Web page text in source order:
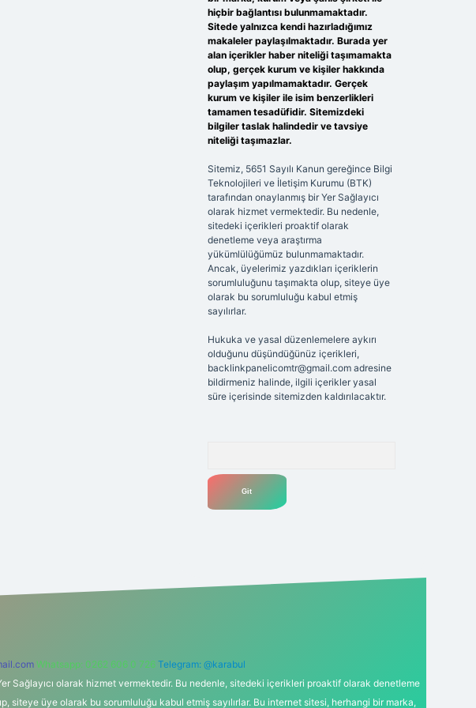
hiçbir bağlantısı bulunmamaktadır.
Sitede yalnızca kendi hazırladığımız
makaleler paylaşılmaktadır. Burada yer
alan içerikler haber niteliği taşımamakta
olup, gerçek kurum ve kişiler hakkında
paylaşım yapılmamaktadır. Gerçek
kurum ve kişiler ile isim benzerlikleri
tamamen tesadüfidir. Sitemizdeki
bilgiler taslak halindedir ve tavsiye
niteliği taşımazlar.
Sitemiz, 5651 Sayılı Kanun gereğince Bilgi
Teknolojileri ve İletişim Kurumu (BTK)
tarafından onaylanmış bir Yer Sağlayıcı
olarak hizmet vermektedir. Bu nedenle,
sitedeki içerikleri proaktif olarak
denetleme veya araştırma
yükümlülüğümüz bulunmamaktadır.
Ancak, üyelerimiz yazdıkları içeriklerin
sorumluluğunu taşımakta olup, siteye üye
olarak bu sorumluluğu kabul etmiş
sayılırlar.
Hukuka ve yasal düzenlemelere aykırı
olduğunu düşündüğünüz içerikleri,
backlinkpanelicomtr@gmail.comadresine
bildirmeniz halinde, ilgili içerikler yasal
süre içerisinde sitemizden kaldırılacaktır.
Whatsapp: 0262 606 0 726 Telegram: @karabul
Sağlayıcı olarak hizmet vermektedir. Bu nedenle, sitedeki içerikleri proaktif olarak denetleme
siteye üye olarak bu sorumluluğu kabul etmiş sayılırlar. Bu internet sitesi, herhangi bir marka,